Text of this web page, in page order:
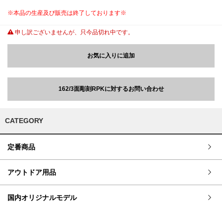
※本品の生産及び販売は終了しております※
申し訳ございませんが、只今品切れ中です。
お気に入りに追加
162/3面彫刻RPKに対するお問い合わせ
CATEGORY
定番商品
アウトドア用品
国内オリジナルモデル